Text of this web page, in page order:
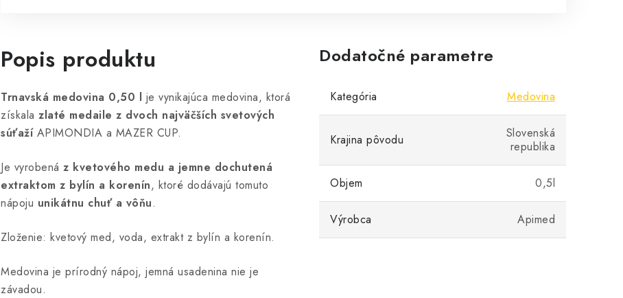
Popis produktu
Trnavská medovina 0,50 l je vynikajúca medovina, ktorá
získala zlaté medaile z dvoch najväčších svetových
súťažíAPIMONDIA a MAZER CUP.
Je vyrobená z kvetového medu a jemne dochutená
extraktom z bylín a korenín, ktoré dodávajú tomuto
nápoju unikátnu chuť a vôňu.
Zloženie: kvetový med, voda, extrakt z bylín a korenín.
Medovina je prírodný nápoj, jemná usadenina nie je
závadou.
Dodatočné parametre
Kategória Medovina
Krajina pôvodu
Slovenská
republika
Objem 0,5l
Výrobca Apimed